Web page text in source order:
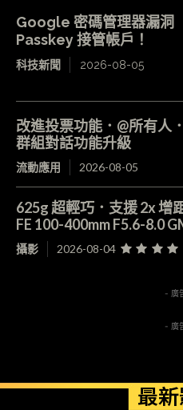
Google 密碼管理器漏洞
Passkey 接管帳戶！
科技新聞 2026-08-05
改進投票功能．@所有
群組對話功能升級
流動應用 2026-08-05
625g 超輕巧．支援 2x
FE 100-400mm F5.6-8.0
攝影 2026-08-04
- 廣
- 廣
最